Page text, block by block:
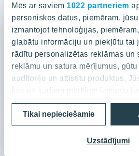
Mēs ar saviem 1022 partneriem
personiskos datus, piemēram,
izmantojot tehnoloģijas,
glabātu informāciju un piekļūtu tai
rādītu personalizētas reklāmas un
reklāmu un satura mērījumus,
auditoriju un attīstītu produktus.
Ja atļaujat, mēs arī vēlētos
atrašanās vietu, kas var būt ar
Uzstādījumi
Tikai nepieciešamie
yitmajas@yit.lv
Projekti
Silvas nami
Grafīts
Par YIT
Par YIT
Ilgtspēja
Privātuma politika